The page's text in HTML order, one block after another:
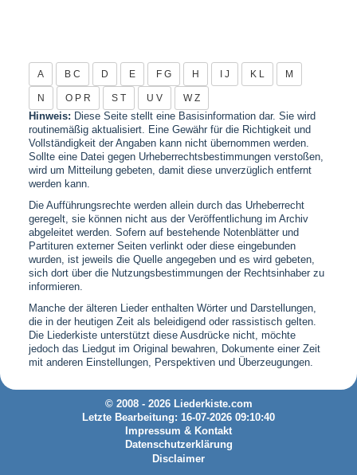
A B C D E F G H I J K L M
N O P R S T U V
W Z
Hinweis: Diese Seite stellt eine Basisinformation dar. Sie wird
routinemäßig aktualisiert. Eine Gewähr für die Richtigkeit und
Vollständigkeit der Angaben kann nicht übernommen werden.
Sollte eine Datei gegen Urheberrechtsbestimmungen verstoßen,
wird um Mitteilung gebeten, damit diese unverzüglich entfernt
werden kann.
Die Aufführungsrechte werden allein durch das Urheberrecht
geregelt, sie können nicht aus der Veröffentlichung im Archiv
abgeleitet werden. Sofern auf bestehende Notenblätter und
Partituren externer Seiten verlinkt oder diese eingebunden
wurden, ist jeweils die Quelle angegeben und es wird gebeten,
sich dort über die Nutzungsbestimmungen der Rechtsinhaber zu
informieren.
Manche der älteren Lieder enthalten Wörter und Darstellungen,
die in der heutigen Zeit als beleidigend oder rassistisch gelten.
Die Liederkiste unterstützt diese Ausdrücke nicht, möchte
jedoch das Liedgut im Original bewahren, Dokumente einer Zeit
mit anderen Einstellungen, Perspektiven und Überzeugungen.
© 2008 - 2026 Liederkiste.com
Letzte Bearbeitung: 16-07-2026 09:10:40
Impressum & Kontakt
Datenschutzerklärung
Disclaimer